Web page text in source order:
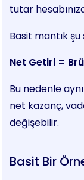
tutar
Basit mantık
Net Getiri =
Bu nedenle
net kazanç,
değişebilir.
Basit Bir